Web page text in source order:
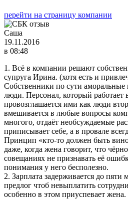
перейти на страницу компании
Саша
19.11.2016
в 08:48
1. Всё в компании решают
супруга Ирина. (хотя есть и
Собственники по сути аморальные
люди. Персонал, который работает
провозглашается ими как люди
вмешивается в любые вопросы
многого, отдаёт необсуждаемые
приписывает себе, а в провале
Принцип «кто-то должен быть
даже, когда жена говорит, что
совещаниях не признавать её
понимания у него бесполезно.
2. Зарплата задерживается до пяти
предлог чтоб невыплатить
особенно в этом приуспевает